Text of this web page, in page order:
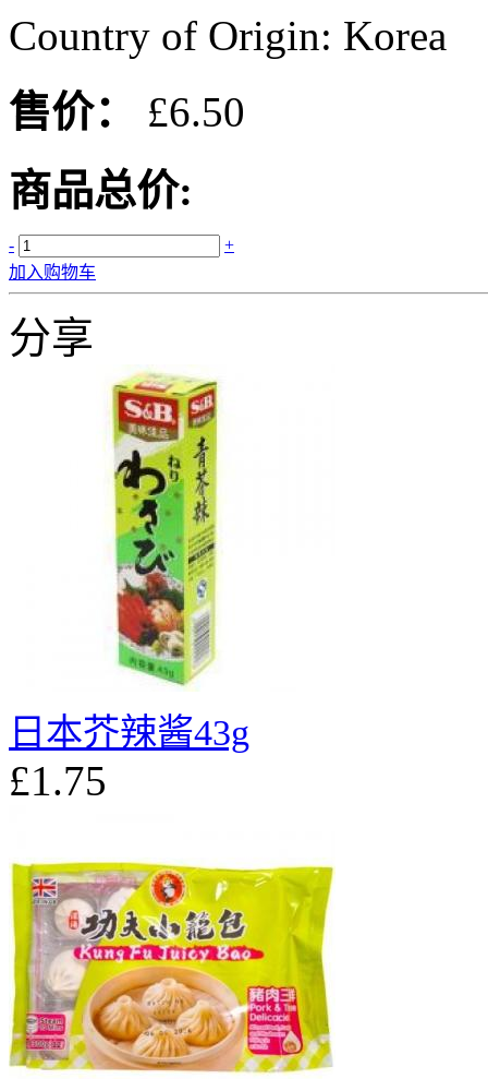
Country of Origin: Korea
售价：
£6.50
商品总价:
-
+
加入购物车
分享
日本芥辣酱43g
£1.75